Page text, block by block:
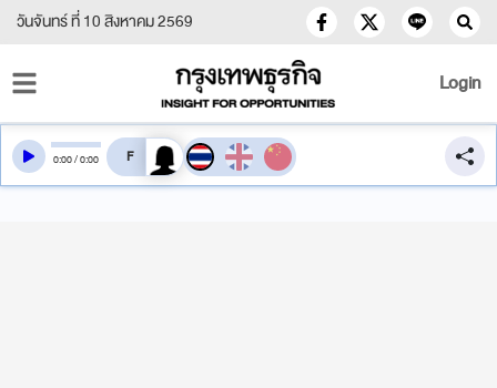
วันจันทร์ ที่ 10 สิงหาคม 2569
Login
0:00/0:00 สลับเสียงอ่าน